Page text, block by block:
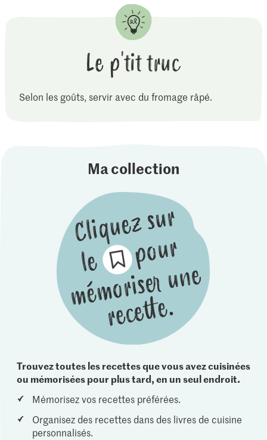
Le p'tit truc
Selon les goûts, servir avec du fromage râpé.
Ma collection
Trouvez toutes les recettes que vous avez cuisinées
ou mémorisées pour plus tard, en un seul endroit.
Mémorisez vos recettes préférées.
Organisez des recettes dans des livres de cuisine
personnalisés.